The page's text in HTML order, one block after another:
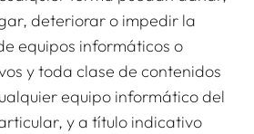
deteriorar o impedir la
equipos informáticos o
y toda clase de contenidos
equipo informático del
y a título indicativo